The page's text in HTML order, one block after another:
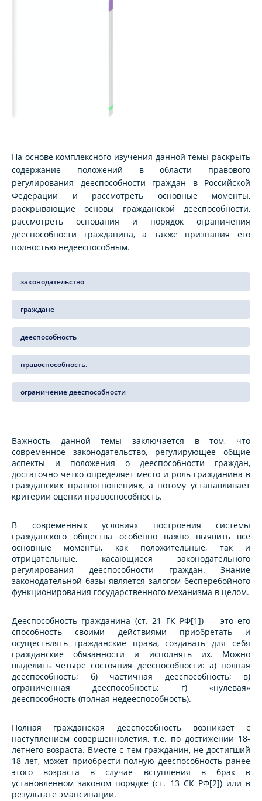
На основе комплексного изучения данной темы раскрыть
содержание положений в области правового
регулирования дееспособности граждан в Российской
Федерации и рассмотреть основные моменты,
раскрывающие основы гражданской дееспособности,
рассмотреть основания и порядок ограничения
дееспособности гражданина, а также признания его
полностью недееспособным.
законодательство
граждане
дееспособность
правоспособность.
ограничение дееспособности
Важность данной темы заключается в том, что
современное законодательство, регулирующее общие
аспекты и положения о дееспособности граждан,
достаточно четко определяет место и роль гражданина в
гражданских правоотношениях, а потому устанавливает
критерии оценки правоспособность.
В современных условиях построения системы
гражданского общества особенно важно выявить все
основные моменты, как положительные, так и
отрицательные, касающиеся законодательного
регулирования дееспособности граждан. Знание
законодательной базы является залогом бесперебойного
функционирования государственного механизма в целом.
Дееспособность гражданина (ст. 21 ГК РФ[1]) — это его
способность своими действиями приобретать и
осуществлять гражданские права, создавать для себя
гражданские обязанности и исполнять их. Можно
выделить четыре состояния дееспособности: а) полная
дееспособность; б) частичная дееспособность; в)
ограниченная дееспособность; г) «нулевая»
дееспособность (полная недееспособность).
Полная гражданская дееспособность возникает с
наступлением совершеннолетия, т.е. по достижении 18-
летнего возраста. Вместе с тем гражданин, не достигший
18 лет, может приобрести полную дееспособность ранее
этого возраста в случае вступления в брак в
установленном законом порядке (ст. 13 СК РФ[2]) или в
результате эмансипации.